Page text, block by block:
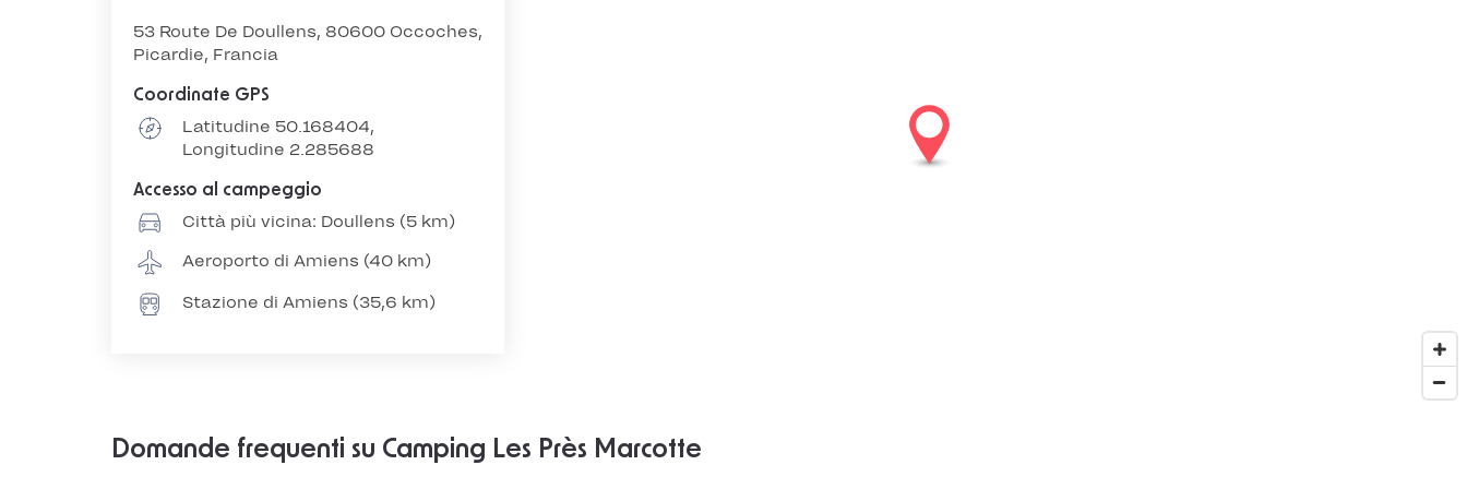
53 Route De Doullens, 80600 Occoches,
Picardie, Francia
Coordinate GPS
Latitudine 50.168404,
Longitudine 2.285688
Accesso al campeggio
Città più vicina: Doullens (5 km)
Aeroporto di Amiens (40 km)
Stazione di Amiens (35,6 km)
Domande frequenti su Camping Les Près Marcotte